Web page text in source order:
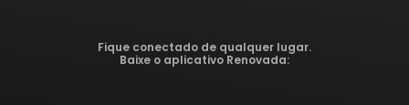
Fique conectado de qualquer lugar.
Baixe o aplicativo Renovada: